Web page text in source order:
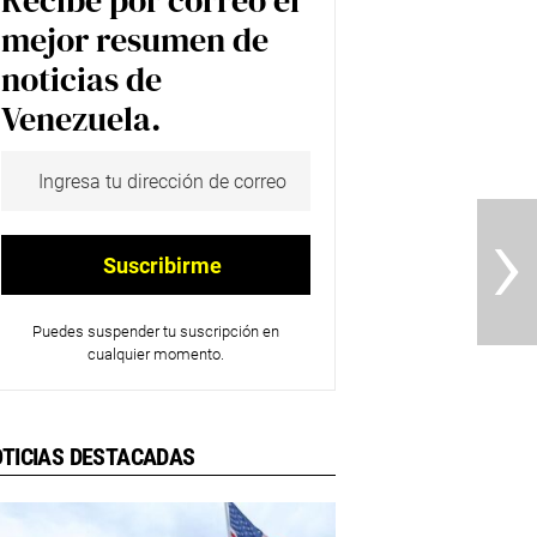
mejor resumen de
noticias de
Venezuela.
Puedes suspender tu suscripción en
cualquier momento.
DESTACADAS
›